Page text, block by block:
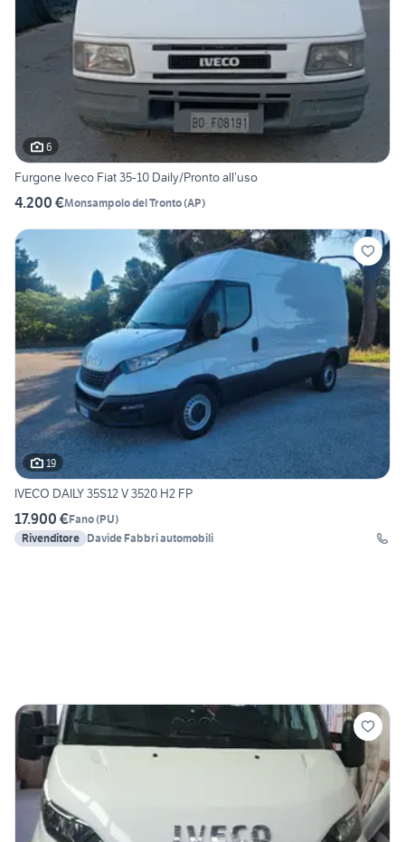
6
Furgone Iveco Fiat 35-10 Daily/Pronto all’uso
4.200 €Monsampolo del Tronto(AP)
19
IVECO DAILY 35S12 V 3520 H2 FP
17.900 €Fano(PU)
Rivenditore Davide Fabbri automobili